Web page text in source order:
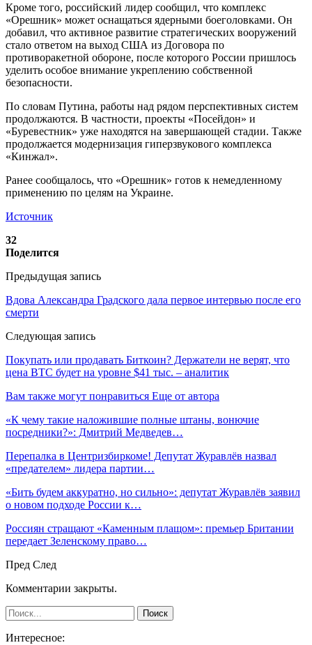
Кроме того, российский лидер сообщил, что комплекс
«Орешник» может оснащаться ядерными боеголовками. Он
добавил, что активное развитие стратегических вооружений
стало ответом на выход США из Договора по
противоракетной обороне, после которого России пришлось
уделить особое внимание укреплению собственной
безопасности.
По словам Путина, работы над рядом перспективных систем
продолжаются. В частности, проекты «Посейдон» и
«Буревестник» уже находятся на завершающей стадии. Также
продолжается модернизация гиперзвукового комплекса
«Кинжал».
Ранее сообщалось, что «Орешник» готов к немедленному
применению по целям на Украине.
Источник
32
Поделится
Предыдущая запись
Вдова Александра Градского дала первое интервью после его
смерти
Следующая запись
Покупать или продавать Биткоин? Держатели не верят, что
цена BTC будет на уровне $41 тыс. – аналитик
Вам также могут понравиться Еще от автора
«К чему такие наложившие полные штаны, вонючие
посредники?»: Дмитрий Медведев…
Перепалка в Центризбиркоме! Депутат Журавлёв назвал
«предателем» лидера партии…
«Бить будем аккуратно, но сильно»: депутат Журавлёв заявил
о новом подходе России к…
Россиян стращают «Каменным плащом»: премьер Британии
передает Зеленскому право…
Пред След
Комментарии закрыты.
Интересное: